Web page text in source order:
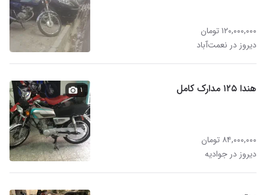
۱۲۰,۰۰۰,۰۰۰ تومان
دیروز در نعمت‌آباد
هندا ۱۲۵ مدارک کامل
۸۴,۰۰۰,۰۰۰ تومان
دیروز در جوادیه
۱